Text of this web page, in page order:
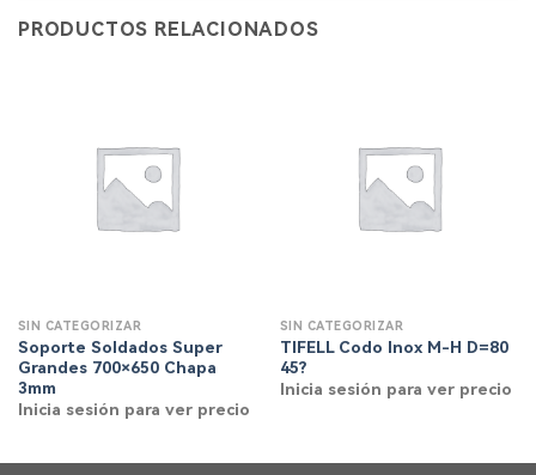
PRODUCTOS RELACIONADOS
SIN CATEGORIZAR
Soporte Soldados Super
Grandes 700×650 Chapa
3mm
Inicia sesión para ver precio
SIN CATEGORIZAR
TIFELL Codo Inox M-H D=80
45?
Inicia sesión para ver precio